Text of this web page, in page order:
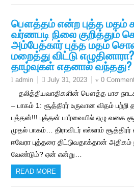
பௌத்தம் என்ற புத்த மதம்
வர்ணபடி நிலை
அம்பேத்கார் புத்த மதம்
மறைத்து விட்டு
தாழ்வுகள் எதனால் வந்தது?
admin July 31, 2023 0
தலித்தியவாதிகளின் பௌத்த பாச
– பாகம் 1: சூத்திரர் உருவான விதம்
புத்தன்!!! புத்தன் பார்வையில் ஏழு வகை
முதல் பாகம்… திராவிடர் எல்லாம்
ஈவேரா புத்தரை திட்டுவதாக்தான் அதிகம்
வேண்டும்? ஏன் என்று…
READ MORE